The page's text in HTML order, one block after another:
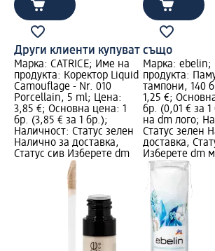
Други клиенти купуват също
Марка: CATRICE; Име на
продукта: Коректор Liquid
Camouflage - Nr. 010
Porcellain, 5 ml; Цена:
3,85 €; Основна цена: 1
бр. (3,85 € за 1 бр.);
Наличност: Статус зелен
Налично за доставка,
Статус сив Изберете dm
Марка: ebelin;
продукта:
тампони, 140
1,25 €;
бр. (0,01 € за
на dm лого;
Статус зелен
доставка,
Изберете dm